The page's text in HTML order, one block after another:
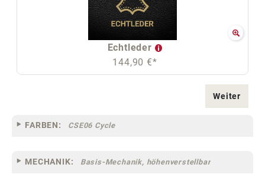
Echtleder
144,90 €*
Weiter
FARBEN: CSE06 Cycle
MECHANIK: Basis-Mechanik, höhenverstellbar